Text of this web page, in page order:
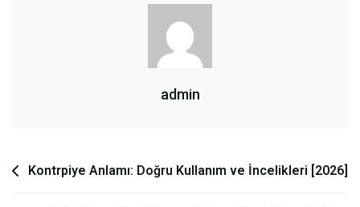
admin
YazıKontrpiye Anlamı: Doğru Kullanım ve İncelikleri [2026]